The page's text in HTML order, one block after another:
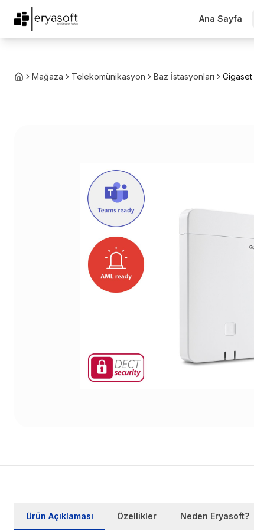
Ana Sayfa
Mağaza Telekomünikasyon Baz İstasyonları
Ürün Açıklaması Özellikler Neden Eryasoft?